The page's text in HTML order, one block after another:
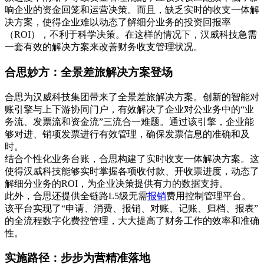
响企业的资金回笼和运营决策。而且，缺乏实时的收支一体解
决方案，使得企业难以动态了解细分业务的投资回报率
（ROI），不利于科学决策。在这样的情况下，汉威科技急需
一套有效的解决方案来改善财务收支管理状况。
合思妙方：全景差旅解决方案登场
合思为汉威科技集团带来了全景差旅解决方案。创新的智能对
账引擎与上下游协同门户，有效解决了企业对公业务中的“业
务流、发票流和资金流”三流合一难题。通过该引擎，企业能
够对进、销项发票进行有效管理，确保发票信息的准确和及
时。
结合个性化业务台账，合思构建了实时收支一体解决方案。这
使得汉威科技能够实时掌握各项收付款、开收票进度，动态了
解细分业务的ROI，为企业决策提供有力的数据支持。
此外，合思还提供全链路L5级无需报销费用控制管理平台。
该平台实现了“申请、消费、报销、对账、记账、归档、报表”
的全流程数字化费控管理，大大提高了财务工作的效率和准确
性。
实施路径：步步为营精准落地